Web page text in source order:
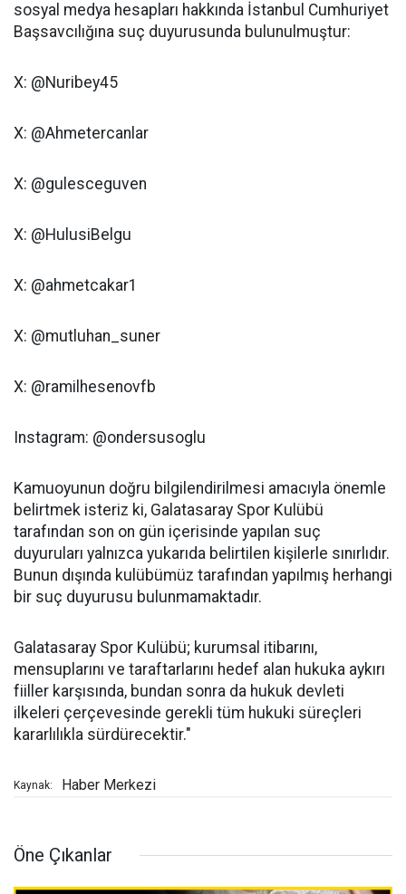
sosyal medya hesapları hakkında İstanbul Cumhuriyet
Başsavcılığına suç duyurusunda bulunulmuştur:
X: @Nuribey45
X: @Ahmetercanlar
X: @gulesceguven
X: @HulusiBelgu
X: @ahmetcakar1
X: @mutluhan_suner
X: @ramilhesenovfb
Instagram: @ondersusoglu
Kamuoyunun doğru bilgilendirilmesi amacıyla önemle
belirtmek isteriz ki, Galatasaray Spor Kulübü
tarafından son on gün içerisinde yapılan suç
duyuruları yalnızca yukarıda belirtilen kişilerle sınırlıdır.
Bunun dışında kulübümüz tarafından yapılmış herhangi
bir suç duyurusu bulunmamaktadır.
Galatasaray Spor Kulübü; kurumsal itibarını,
mensuplarını ve taraftarlarını hedef alan hukuka aykırı
fiiller karşısında, bundan sonra da hukuk devleti
ilkeleri çerçevesinde gerekli tüm hukuki süreçleri
kararlılıkla sürdürecektir."
Kaynak: Haber Merkezi
Öne Çıkanlar